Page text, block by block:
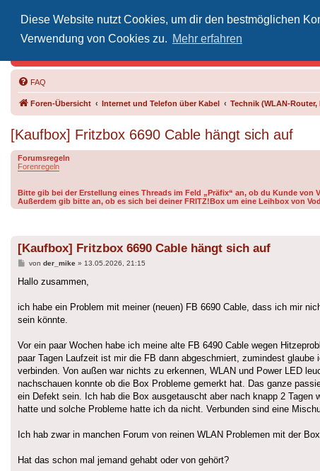
Diese Website nutzt Cookies, um dir den bestmöglichen
Verwendung von Cookies zu. Mehr erfahren
FAQ
Foren-Übersicht Internet und Telefon über Kabel Technik (WLAN-
[Kaufbox] Fritzbox 6690 Cable hängt sich auf
Forumsregeln
Forenregeln
Bitte gib bei der Erstellung eines Threads im Feld „Präfix“ an, ob du Kunde von
Außerdem gib bitte an, ob es sich bei deiner FRITZ!Box um eine Leihbox von
[Kaufbox] Fritzbox 6690 Cable hängt sich auf
Beitrag
von der_mike» 13.05.2026, 21:15
Hallo zusammen,
ich habe ein Problem mit meiner (neuen) FB 6690 Cable, dass ich mir
sein könnte.
Vor ein paar Wochen habe ich meine alte FB 6490 Cable wegen
paar Tagen Laufzeit ist mir die FB dann abgeschmiert, zumindest
verbinden. Von außen war nichts zu erkennen, WLAN und Power LED
nachschauen konnte ob die Box Probleme gemerkt hat. Das ganze
ein Defekt sein. Ich hab die Box ausgetauscht aber nach knapp 2
hatte und solche Probleme hatte ich da nicht. Verbunden sind eine
Ich hab zwar in manchen Forum von reinen WLAN Problemen mit der
Hat das schon mal jemand gehabt oder von gehört?